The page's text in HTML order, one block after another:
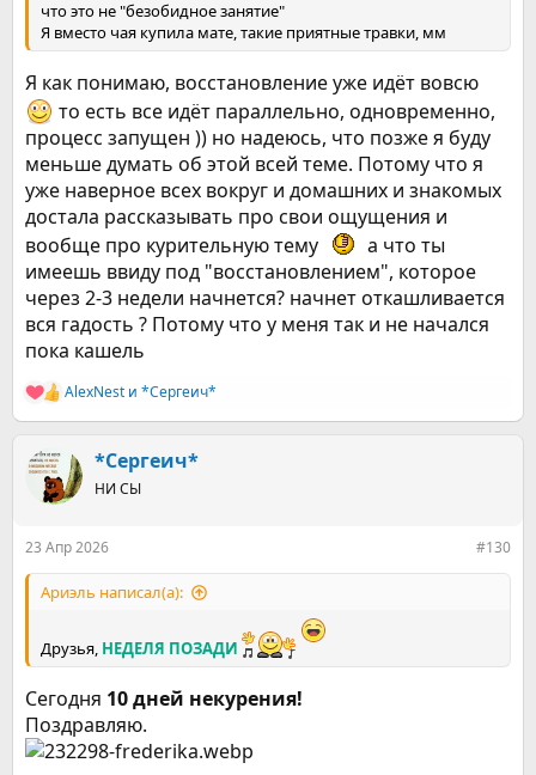
что это не "безобидное занятие"
Я вместо чая купила мате, такие приятные травки, мм
Я как понимаю, восстановление уже идёт вовсю
то есть все идёт параллельно, одновременно,
процесс запущен )) но надеюсь, что позже я буду
меньше думать об этой всей теме. Потому что я
уже наверное всех вокруг и домашних и знакомых
достала рассказывать про свои ощущения и
вообще про курительную тему
а что ты
имеешь ввиду под "восстановлением", которое
через 2-3 недели начнется? начнет откашливается
вся гадость ? Потому что у меня так и не начался
пока кашель
Р
е
к
ц
AlexNest и *Сергеич*
*Сергеич*
НИ СЫ
23 Апр 2026 #130
Ариэль написал(а):
Друзья, НЕДЕЛЯ ПОЗАДИ
Сегодня 10 дней некурения!
Поздравляю.